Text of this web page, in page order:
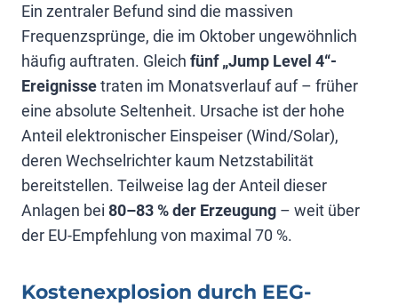
Ein zentraler Befund sind die massiven
Frequenzsprünge, die im Oktober ungewöhnlich
häufig auftraten. Gleich fünf „Jump Level 4“-
Ereignissetraten im Monatsverlauf auf – früher
eine absolute Seltenheit. Ursache ist der hohe
Anteil elektronischer Einspeiser (Wind/Solar),
deren Wechselrichter kaum Netzstabilität
bereitstellen. Teilweise lag der Anteil dieser
Anlagen bei 80–83 % der Erzeugung – weit über
der EU-Empfehlung von maximal 70 %.
Kostenexplosion durch EEG-